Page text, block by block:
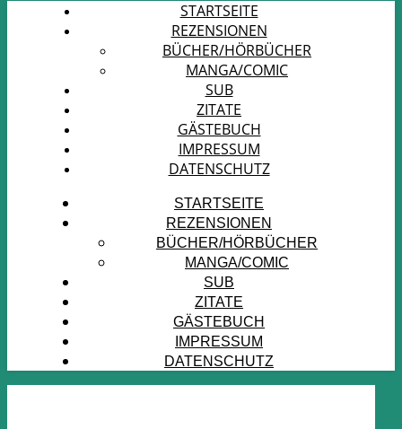
STARTSEITE
REZENSIONEN
BÜCHER/HÖRBÜCHER
MANGA/COMIC
SUB
ZITATE
GÄSTEBUCH
IMPRESSUM
DATENSCHUTZ
STARTSEITE
REZENSIONEN
BÜCHER/HÖRBÜCHER
MANGA/COMIC
SUB
ZITATE
GÄSTEBUCH
IMPRESSUM
DATENSCHUTZ